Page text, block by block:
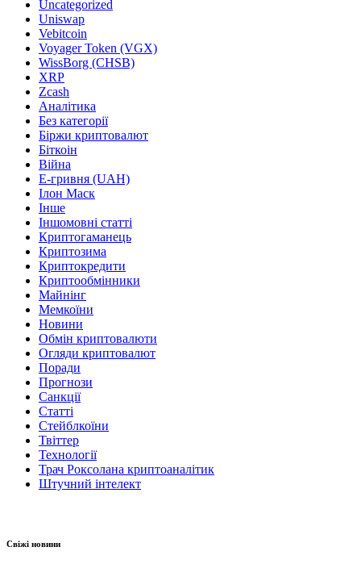
Uncategorized
Uniswap
Vebitcoin
Voyager Token (VGX)
WissBorg (CHSB)
XRP
Zcash
Аналітика
Без категорії
Біржи криптовалют
Біткоін
Війна
Е-гривня (UAH)
Ілон Маск
Інше
Іншомовні статті
Криптогаманець
Криптозима
Криптокредити
Криптообмінники
Майнінг
Мемкоїни
Новини
Обмін криптовалюти
Огляди криптовалют
Поради
Прогнози
Санкції
Статті
Стейблкоїни
Твіттер
Технології
Трач Роксолана криптоаналітик
Штучний інтелект
Свіжі новини